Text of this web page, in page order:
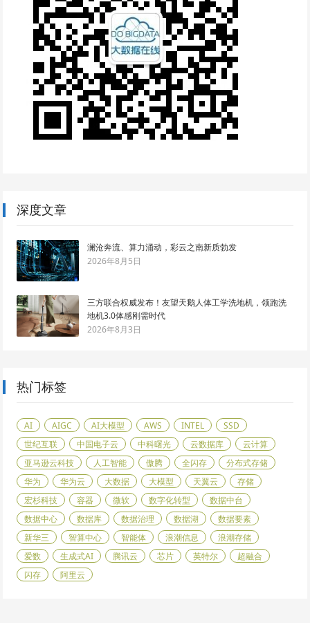
深度文章
澜沧奔流、算力涌动，彩云之南新质勃发
2026年8月5日
三方联合权威发布！友望天鹅人体工学洗地机，领跑洗
地机3.0体感刚需时代
2026年8月3日
热门标签
AI AIGC AI大模型 AWS INTEL
SSD
世纪互联
中国电子云 中科曙光 云数据库
云计算
亚马逊云科技
人工智能 傲腾 全闪存
分布式存储
华为
华为云 大数据 大模型 天翼云
存储
宏杉科技
容器 微软 数字化转型
数据中台
数据中心
数据库 数据治理 数据湖
数据要素
新华三
智算中心 智能体 浪潮信息
浪潮存储
爱数
生成式AI 腾讯云 芯片 英特尔
超融合
闪存
阿里云